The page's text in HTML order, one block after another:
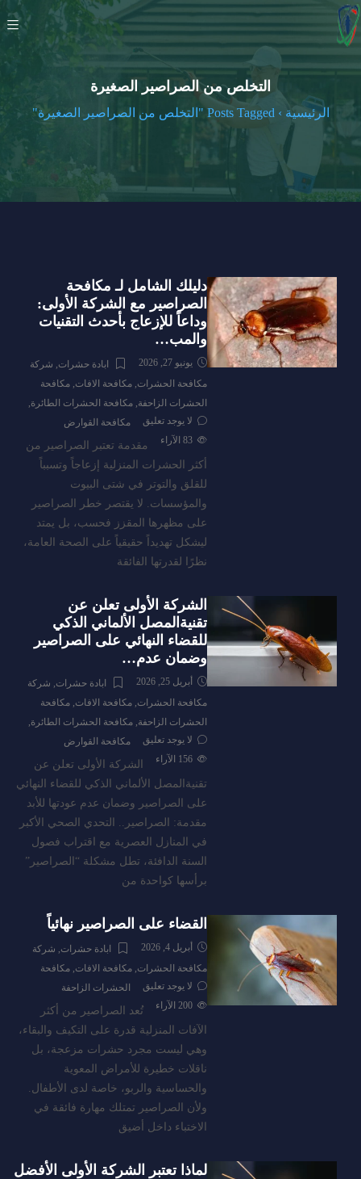
التخلص من الصراصير الصغيرة
الرئيسية › Posts Tagged "التخلص من الصراصير الصغيرة"
دليلك الشامل لـ مكافحة
الصراصير مع الشركة الأولى:
وداعاً للإزعاج بأحدث التقنيات
والمب…
يونيو 27, 2026 ابادة حشرات, شركة
مكافحة الحشرات,مكافحة الافات,مكافحة
الحشرات الزاحفة,مكافحة الحشرات الطائرة,
مكافحة القوارض
لا يوجد تعليق
83
الآراء
مقدمة تعتبر الصراصير من
أكثر الحشرات المنزلية إزعاجاً وتسبباً
للقلق والتوتر في شتى البيوت
والمؤسسات. لا يقتصر خطر الصراصير
على مظهرها المقزز فحسب، بل يمتد
ليشكل تهديداً حقيقياً على الصحة العامة،
نظرًا لقدرتها الفائقة
الشركة الأولى تعلن عن
تقنيةالمصل الألماني الذكي
للقضاء النهائي على الصراصير
وضمان عدم…
أبريل 25, 2026 ابادة حشرات, شركة
مكافحة الحشرات,مكافحة الافات,مكافحة
الحشرات الزاحفة,مكافحة الحشرات الطائرة,
مكافحة القوارض
لا يوجد تعليق
156
الآراء
الشركة الأولى تعلن عن
تقنيةالمصل الألماني الذكي للقضاء النهائي
على الصراصير وضمان عدم عودتها للأبد
مقدمة: الصراصير.. التحدي الصحي الأكبر
في المنازل العصرية مع اقتراب فصول
السنة الدافئة، تطل مشكلة “الصراصير”
برأسها كواحدة من
القضاء على الصراصير نهائياً
أبريل 4, 2026 ابادة حشرات, شركة
مكافحة الحشرات,مكافحة الافات,مكافحة
الحشرات الزاحفة
لا يوجد تعليق
200
الآراء
تُعد الصراصير من أكثر
الآفات المنزلية قدرة على التكيف والبقاء،
وهي ليست مجرد حشرات مزعجة، بل
ناقلات خطيرة للأمراض المعوية
والحساسية والربو، خاصة لدى الأطفال.
ولأن الصراصير تمتلك مهارة فائقة في
الاختباء داخل أضيق
لماذا تعتبر الشركة الأولى الأفضل